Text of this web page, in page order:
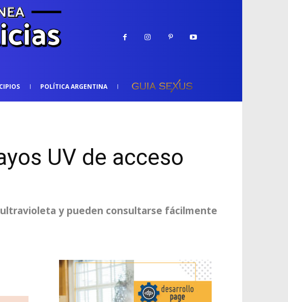
POLÍTICA ARGENTINA
UV de acceso
y pueden consultarse fácilmente